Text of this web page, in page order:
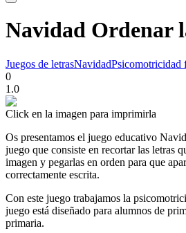
Navidad Ordenar
Juegos de letrasNavidadPsicomotricidad
0
1.0
Click en la imagen para imprimirla
Os presentamos el juego educativo
juego que consiste en recortar las letras
imagen y pegarlas en orden para que
correctamente escrita.
Con este juego trabajamos la
juego está diseñado para alumnos de
primaria.